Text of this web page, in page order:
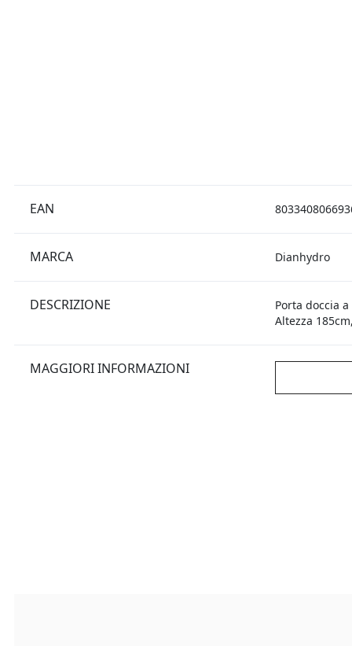
EAN
MARCA Dianhydro
DESCRIZIONE
Porta doccia
Altezza
MAGGIORI INFORMAZIONI